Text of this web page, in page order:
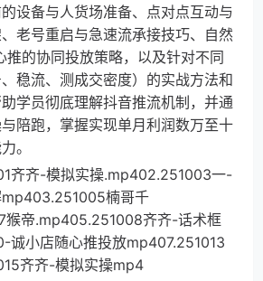
设备与人货场准备、点对点互动与
老号重启与急速流承接技巧、自然
的协同投放策略，以及针对不同
稳流、测成交密度）的实战方法和
学员彻底理解抖音推流机制，并通
陪跑，掌握实现单月利润数万至十
。
齐齐-模拟实操.mp402.251003一-
楠哥千
猴帝.mp405.251008齐齐-话术框
诚小店随心推投放mp407.251013
齐齐-模拟实操mp4